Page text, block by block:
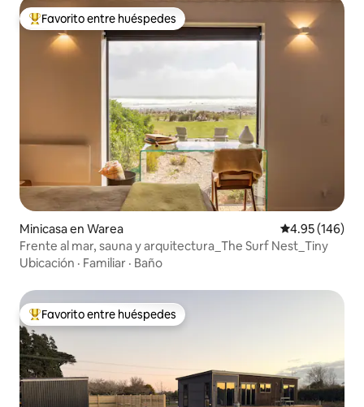
Favorito entre huéspedes preferido
Favorito entre huéspedes
Minicasa en Warea Calificación
4.95 (146)
Frente al mar, sauna y arquitectura_The Surf Nest_Tiny
Ubicación · Familiar · Baño
Favorito entre huéspedes preferido
Favorito entre huéspedes